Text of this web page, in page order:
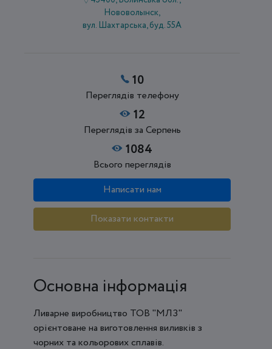
Нововолынск,
вул. Шахтарська, буд. 55А
10
Переглядів телефону
12
Переглядів за Серпень
1084
Всього переглядів
Написати нам
Показати контакти
Основна інформація
Ливарне виробництво ТОВ "МЛЗ"
орієнтоване на виготовлення виливків з
чорних та кольорових сплавів.